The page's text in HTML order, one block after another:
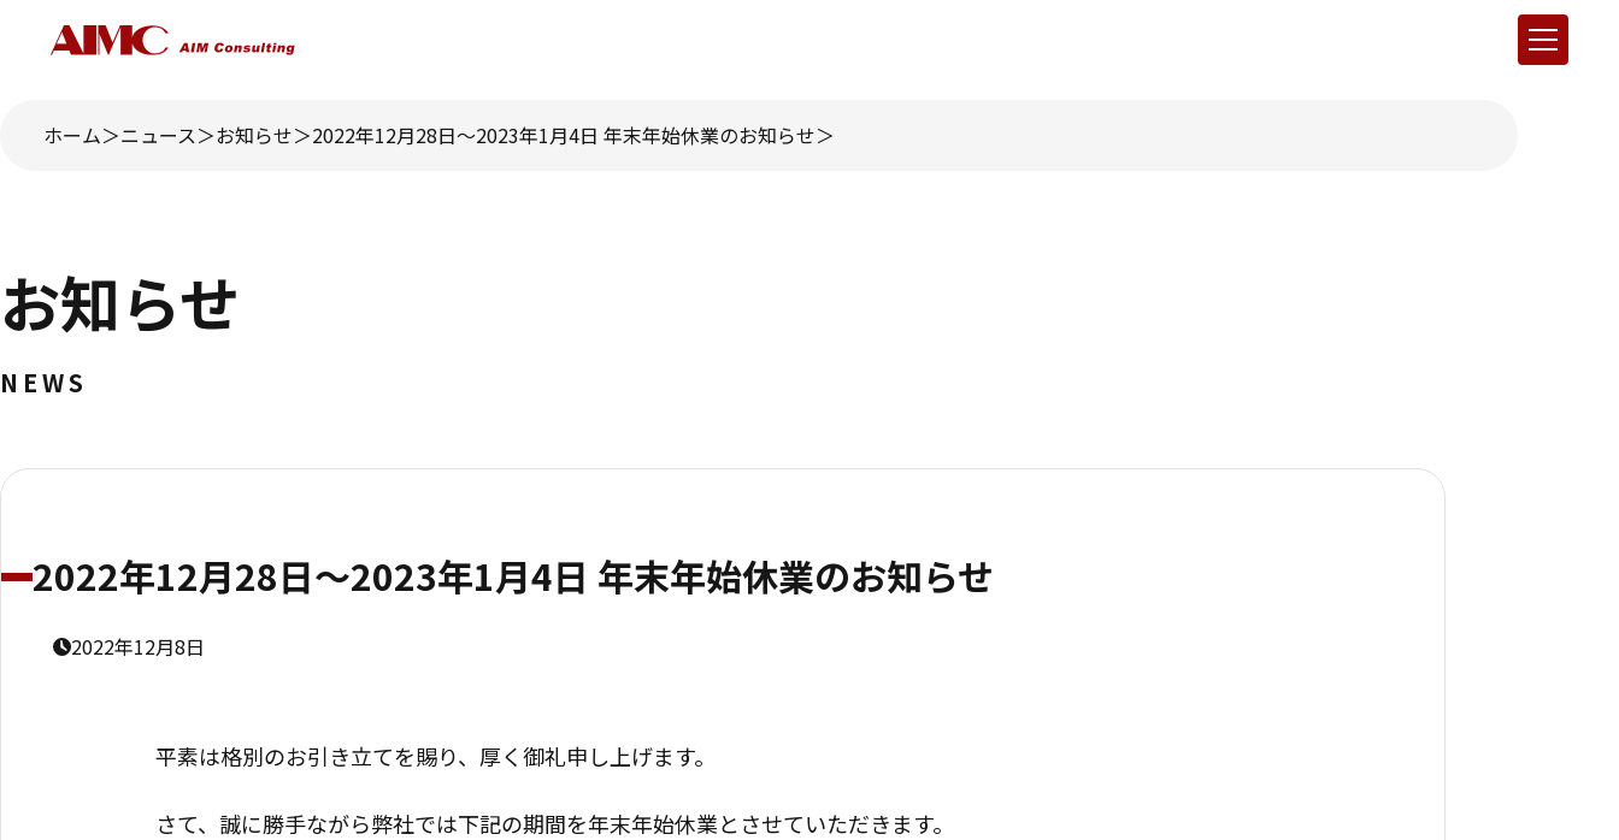
ホーム ニュース お知らせ 2022年12月28日～2023年1月4日 年末年始休業のお知らせ
お知らせ
NEWS
2022年12月28日～2023年1月4日 年末年始休業のお知らせ
2022年12月8日
平素は格別のお引き立てを賜り、厚く御礼申し上げます。
さて、誠に勝手ながら弊社では下記の期間を年末年始休業とさせていただきます。